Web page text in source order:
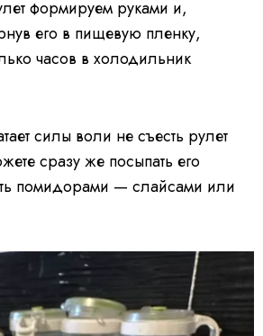
формируем руками и,
его в пищевую пленку,
часов в холодильник
силы воли не съесть рулет
сразу же посыпать его
помидорами — слайсами или